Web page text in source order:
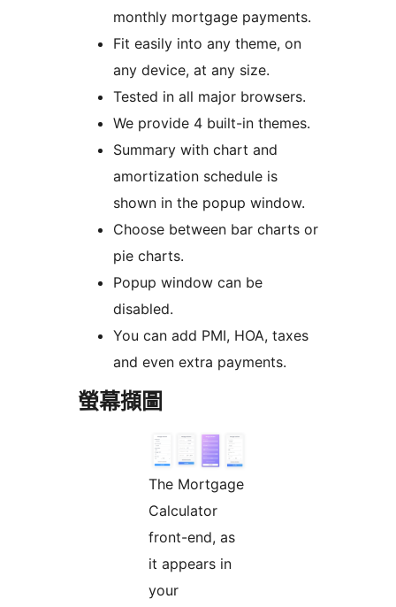
monthly mortgage payments.
Fit easily into any theme, on
any device, at any size.
Tested in all major browsers.
We provide 4 built-in themes.
Summary with chart and
amortization schedule is
shown in the popup window.
Choose between bar charts or
pie charts.
Popup window can be
disabled.
You can add PMI, HOA, taxes
and even extra payments.
螢幕擷圖
The Mortgage
Calculator
front-end, as
it appears in
your